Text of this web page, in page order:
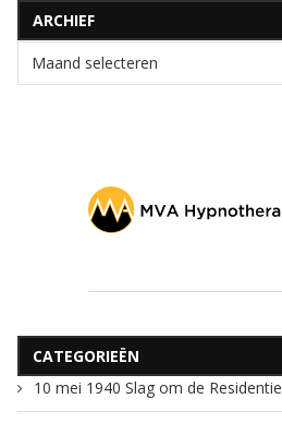
ARCHIEF
CATEGORIEËN
10 mei 1940 Slag om de Residentie